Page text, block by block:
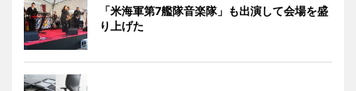
「米海軍第7艦隊音楽隊」も出演して会場を盛
り上げた